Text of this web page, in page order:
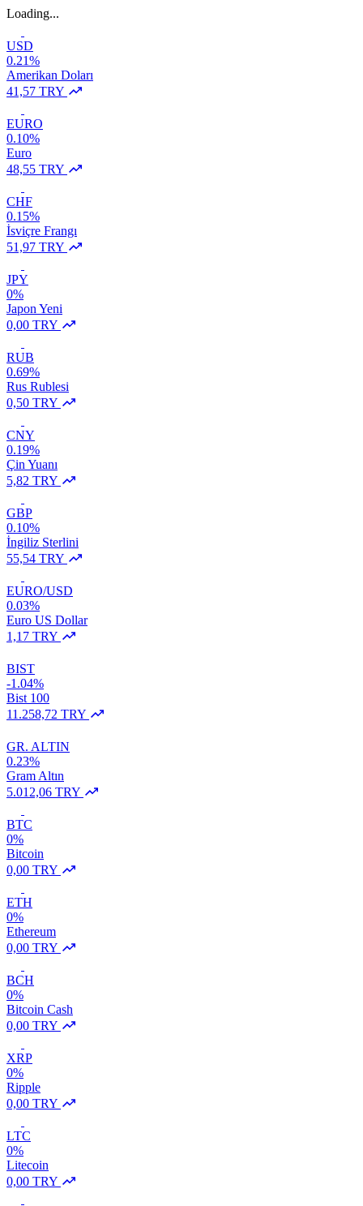
Loading...
USD
0.21%
Amerikan Doları
41,57 TRY
EURO
0.10%
Euro
48,55 TRY
CHF
0.15%
İsviçre Frangı
51,97 TRY
JPY
0%
Japon Yeni
0,00 TRY
RUB
0.69%
Rus Rublesi
0,50 TRY
CNY
0.19%
Çin Yuanı
5,82 TRY
GBP
0.10%
İngiliz Sterlini
55,54 TRY
EURO/USD
0.03%
Euro US Dollar
1,17 TRY
BIST
-1.04%
Bist 100
11.258,72 TRY
GR. ALTIN
0.23%
Gram Altın
5.012,06 TRY
BTC
0%
Bitcoin
0,00 TRY
ETH
0%
Ethereum
0,00 TRY
BCH
0%
Bitcoin Cash
0,00 TRY
XRP
0%
Ripple
0,00 TRY
LTC
0%
Litecoin
0,00 TRY